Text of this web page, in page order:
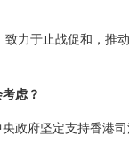
力于止战促和，推
虑？
政府坚定支持香港司